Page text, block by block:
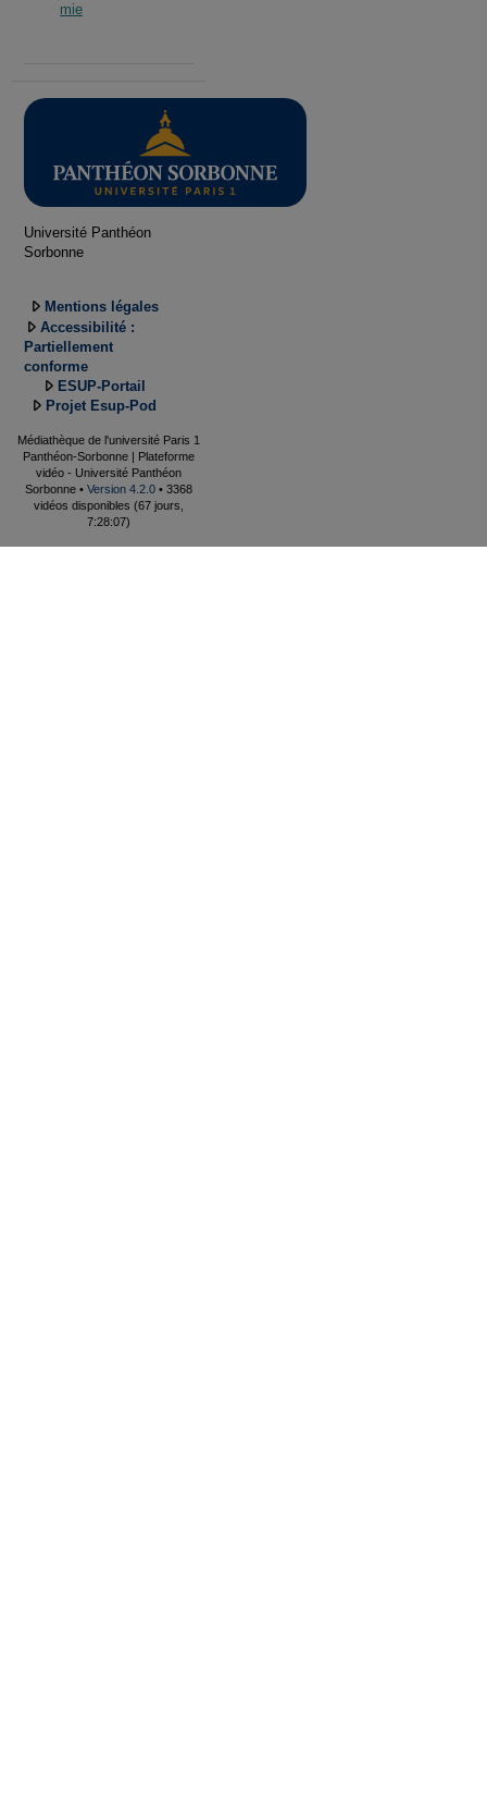
mie
Université Panthéon
Sorbonne
Mentions légales
Accessibilité :
Partiellement
conforme
ESUP-Portail
Projet Esup-Pod
Médiathèque de l'université Paris 1
Panthéon-Sorbonne | Plateforme
vidéo - Université Panthéon
Sorbonne • Version 4.2.0 • 3368
vidéos disponibles (67 jours,
7:28:07)